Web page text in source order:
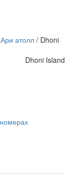
Ари атолл / Dhoni
Dhoni Island